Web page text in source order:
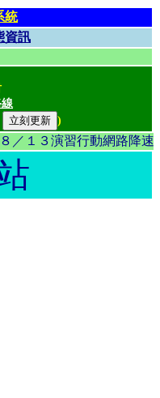
統
資訊
)
８／１３演習行動網路